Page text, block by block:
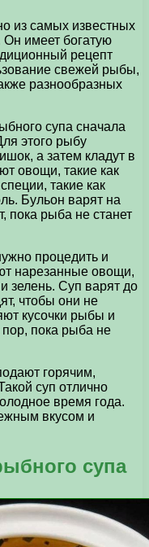
из самых известных
Он имеет богатую
рецепт
свежей рыбы,
разнообразных
супа сначала
этого рыбу
а затем кладут в
овощи, такие как
такие как
Бульон варят на
пока рыба не станет
процедить и
нарезанные овощи,
зелень. Суп варят до
чтобы они не
кусочки рыбы и
пор, пока рыба не
горячим,
суп отлично
время года.
вкусом и
супа